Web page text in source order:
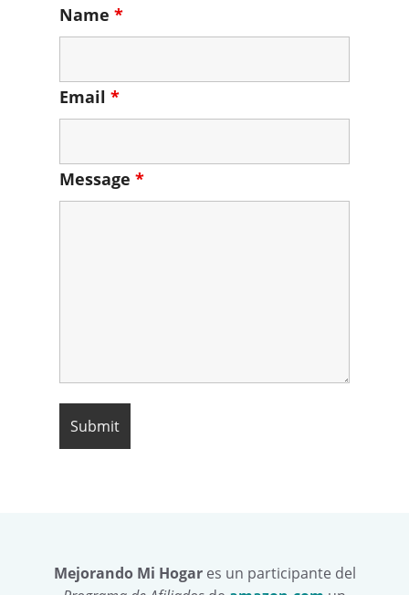
Name *
Email *
Message *
Mejorando Mi Hogares un participante del